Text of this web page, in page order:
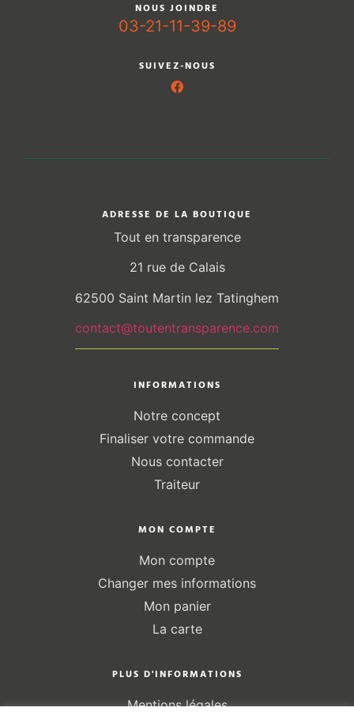
NOUS JOINDRE
03-21-11-39-89
SUIVEZ-NOUS
ADRESSE DE LA BOUTIQUE
Tout en transparence
21 rue de Calais
62500 Saint Martin lez Tatinghem
contact@toutentransparence.com
INFORMATIONS
Notre concept
Finaliser votre commande
Nous contacter
Traiteur
MON COMPTE
Mon compte
Changer mes informations
Mon panier
La carte
PLUS D'INFORMATIONS
Mentions légales